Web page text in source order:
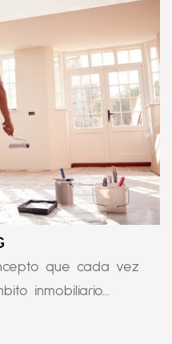
que cada vez
inmobiliario...